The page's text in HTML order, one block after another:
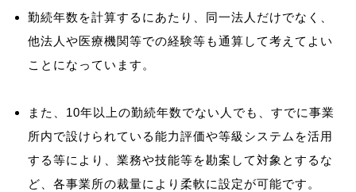
勤続年数を計算するにあたり、同一法人だけでなく、
他法人や医療機関等での経験等も通算して考えてよい
ことになっています。
また、10年以上の勤続年数でない人でも、すでに事業
所内で設けられている能力評価や等級システムを活用
する等により、業務や技能等を勘案して対象とするな
ど、各事業所の裁量により柔軟に設定が可能です。